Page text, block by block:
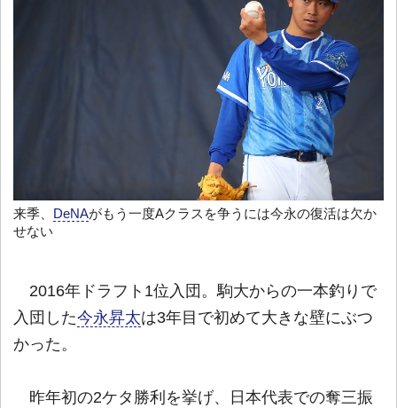
来季、 DeNAがもう一度Aクラスを争うには今永の復活は欠か
せない
2016年ドラフト1位入団。駒大からの一本釣りで
入団した今永昇太は3年目で初めて大きな壁にぶつ
かった。
昨年初の2ケタ勝利を挙げ、日本代表での奪三振